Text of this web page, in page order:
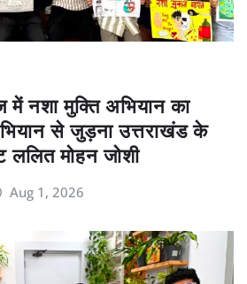
नशा मुक्ति अभियान का
से जुड़ना उत्तराखंड के
ललित मोहन जोशी
Aug 1, 2026